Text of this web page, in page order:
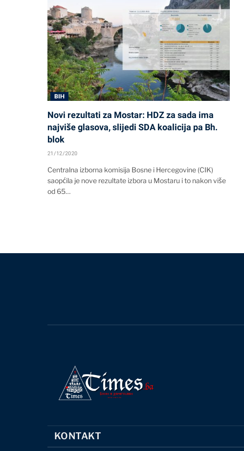
BIH
Novi rezultati za Mostar: HDZ za sada ima
najviše glasova, slijedi SDA koalicija pa Bh.
blok
21/12/2020
Centralna izborna komisija Bosne i Hercegovine (CIK)
saopćila je nove rezultate izbora u Mostaru i to nakon više
od 65…
KONTAKT